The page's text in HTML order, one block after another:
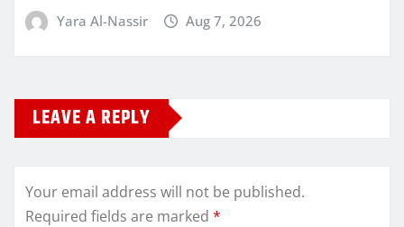
Yara Al-Nassir Aug 7, 2026
LEAVE A REPLY
Your email address will not be published.
Required fields are marked *